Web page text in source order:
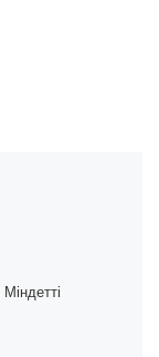
Міндетті